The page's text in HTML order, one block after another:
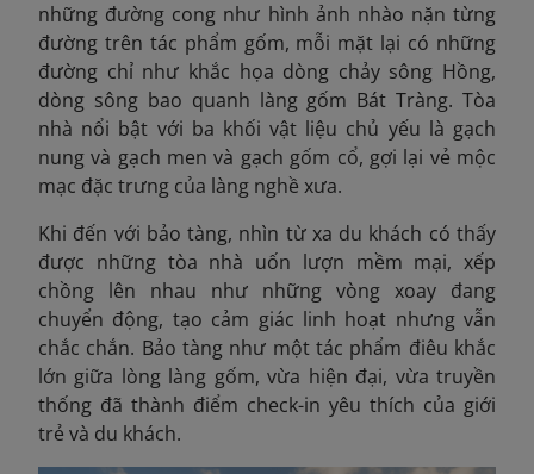
những đường cong như hình ảnh nhào nặn từng
đường trên tác phẩm gốm, mỗi mặt lại có những
đường chỉ như khắc họa dòng chảy sông Hồng,
dòng sông bao quanh làng gốm Bát Tràng. Tòa
nhà nổi bật với ba khối vật liệu chủ yếu là gạch
nung và gạch men và gạch gốm cổ, gợi lại vẻ mộc
mạc đặc trưng của làng nghề xưa.
Khi đến với bảo tàng, nhìn từ xa du khách có thấy
được những tòa nhà uốn lượn mềm mại, xếp
chồng lên nhau như những vòng xoay đang
chuyển động, tạo cảm giác linh hoạt nhưng vẫn
chắc chắn. Bảo tàng như một tác phẩm điêu khắc
lớn giữa lòng làng gốm, vừa hiện đại, vừa truyền
thống đã thành điểm check-in yêu thích của giới
trẻ và du khách.